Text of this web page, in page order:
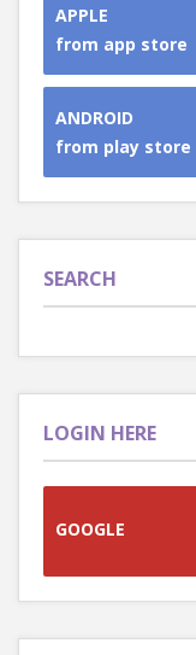
APPLE
from app store
ANDROID
from play store
SEARCH
LOGIN HERE
GOOGLE